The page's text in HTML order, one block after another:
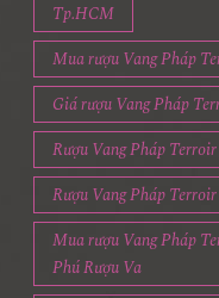
Tp.HCM
Mua rượu Vang Pháp
Giá rượu Vang Pháp
Rượu Vang Pháp
Rượu Vang Pháp
Mua rượu Vang Pháp
Phú Rượu Va